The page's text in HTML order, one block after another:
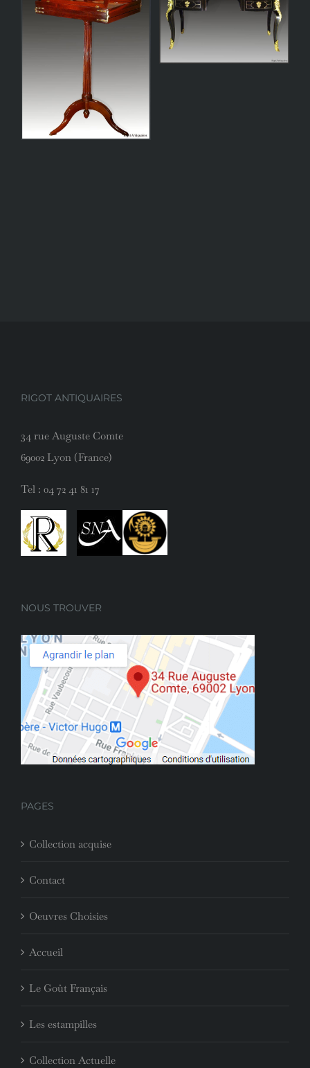
RIGOT ANTIQUAIRES
34 rue Auguste Comte
69002 Lyon (France)
Tel : 04 72 41 81 17
NOUS TROUVER
PAGES
Collection acquise
Contact
Oeuvres Choisies
Accueil
Le Goût Français
Les estampilles
Collection Actuelle